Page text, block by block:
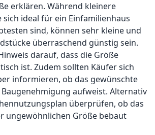
erklären. Während kleinere
sich ideal für ein Einfamilienhaus
sind, können sehr kleine und
überraschend günstig sein.
darauf, dass die Größe
ist. Zudem sollten Käufer sich
informieren, ob das gewünschte
aufweist. Alternativ
überprüfen, ob das
ungewöhnlichen Größe bebaut